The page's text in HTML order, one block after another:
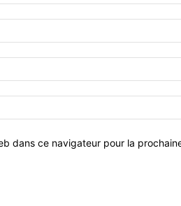
dans ce navigateur pour la